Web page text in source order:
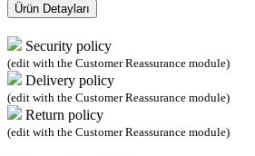
Ürün Detayları
Security policy
(edit with the Customer Reassurance module)
Delivery policy
(edit with the Customer Reassurance module)
Return policy
(edit with the Customer Reassurance module)